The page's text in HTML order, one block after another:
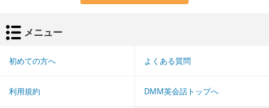
メニュー
初めての方へ よくある質問
利用規約 DMM英会話トップへ